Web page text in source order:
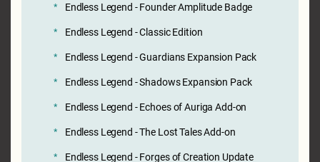
Endless Legend - Founder Amplitude Badge
Endless Legend - Classic Edition
Endless Legend - Guardians Expansion Pack
Endless Legend - Shadows Expansion Pack
Endless Legend - Echoes of Auriga Add-on
Endless Legend - The Lost Tales Add-on
Endless Legend - Forges of Creation Update